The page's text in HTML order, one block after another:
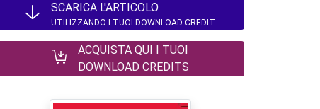
SCARICA L'ARTICOLO
UTILIZZANDO I TUOI DOWNLOAD CREDIT
ACQUISTA QUI I TUOI
DOWNLOAD CREDITS